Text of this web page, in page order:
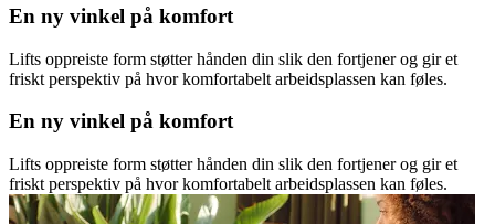
En ny vinkel på komfort
Lifts oppreiste form støtter hånden din slik den fortjener og gir et
friskt perspektiv på hvor komfortabelt arbeidsplassen kan føles.
En ny vinkel på komfort
Lifts oppreiste form støtter hånden din slik den fortjener og gir et
friskt perspektiv på hvor komfortabelt arbeidsplassen kan føles.